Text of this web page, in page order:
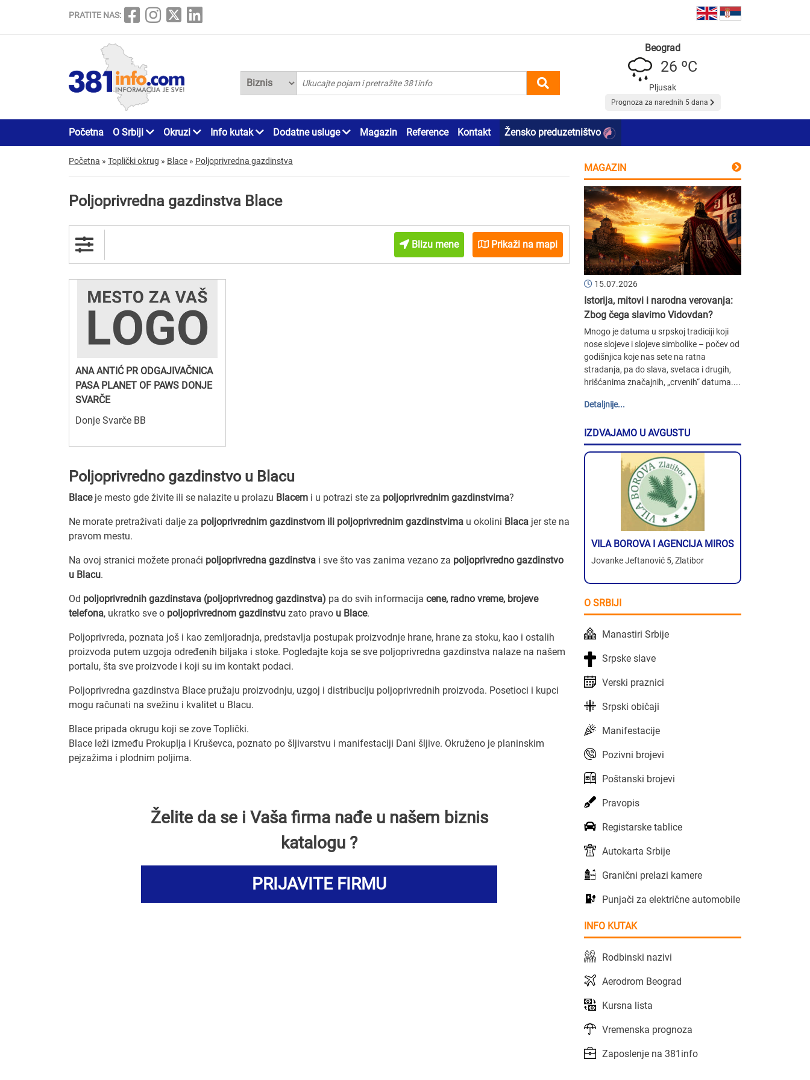
PRATITE NAS:
Beograd
26 ºC
Pljusak
Prognoza za narednih 5 dana
Početna O Srbiji Okruzi Info kutak Dodatne usluge Magazin Reference Kontakt Žensko preduzetništvo
Početna » Toplički okrug » Blace » Poljoprivredna gazdinstva
Poljoprivredna gazdinstva Blace
Blizu mene Prikaži na mapi
ANA ANTIĆ PR ODGAJIVAČNICA
PASA PLANET OF PAWS DONJE
SVARČE
Donje Svarče BB
Poljoprivredno gazdinstvo u Blacu
Blaceje mesto gde živite ili se nalazite u prolazu Blacem i u potrazi ste za poljoprivrednim gazdinstvima?
Ne morate pretraživati dalje za poljoprivrednim gazdinstvom ili poljoprivrednim gazdinstvima u okolini Blaca jer ste na
pravom mestu.
Na ovoj stranici možete pronaći poljoprivredna gazdinstva i sve što vas zanima vezano za poljoprivredno gazdinstvo
u Blacu.
Od poljoprivrednih gazdinstava (poljoprivrednog gazdinstva) pa do svih informacija cene, radno vreme, brojeve
telefona, ukratko sve o poljoprivrednom gazdinstvu zato pravo u Blace.
Poljoprivreda, poznata još i kao zemljoradnja, predstavlja postupak proizvodnje hrane, hrane za stoku, kao i ostalih
proizvoda putem uzgoja određenih biljaka i stoke. Pogledajte koja se sve poljoprivredna gazdinstva nalaze na našem
portalu, šta sve proizvode i koji su im kontakt podaci.
Poljoprivredna gazdinstva Blace pružaju proizvodnju, uzgoj i distribuciju poljoprivrednih proizvoda. Posetioci i kupci
mogu računati na svežinu i kvalitet u Blacu.
Blace pripada okrugu koji se zove Toplički.
Blace leži između Prokuplja i Kruševca, poznato po šljivarstvu i manifestaciji Dani šljive. Okruženo je planinskim
pejzažima i plodnim poljima.
Želite da se i Vaša firma nađe u našem biznis
katalogu ?
PRIJAVITE FIRMU
MAGAZIN
15.07.2026
Istorija, mitovi i narodna verovanja:
Zbog čega slavimo Vidovdan?
Mnogo je datuma u srpskoj tradiciji koji
nose slojeve i slojeve simbolike – počev od
godišnjica koje nas sete na ratna
stradanja, pa do slava, svetaca i drugih,
hrišćanima značajnih, „crvenih“ datuma....
Detaljnije...
IZDVAJAMO U AVGUSTU
VILA BOROVA I AGENCIJA MIROS
Jovanke Jeftanović 5, Zlatibor
O SRBIJI
Manastiri Srbije
Srpske slave
Verski praznici
Srpski običaji
Manifestacije
Pozivni brojevi
Poštanski brojevi
Pravopis
Registarske tablice
Autokarta Srbije
Granični prelazi kamere
Punjači za električne automobile
INFO KUTAK
Rodbinski nazivi
Aerodrom Beograd
Kursna lista
Vremenska prognoza
Zaposlenje na 381info